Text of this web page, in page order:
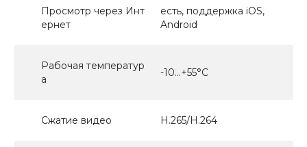
Просмотр через Инт
ернет
есть, поддержка iOS,
Android
Рабочая температур
а
-10...+55°С
Сжатие видео H.265/H.264